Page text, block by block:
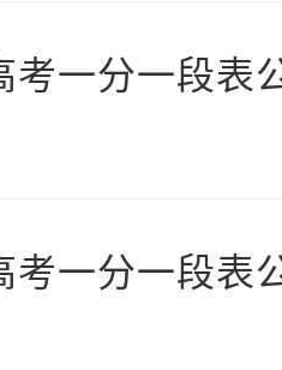
考一分一段表
考一分一段表